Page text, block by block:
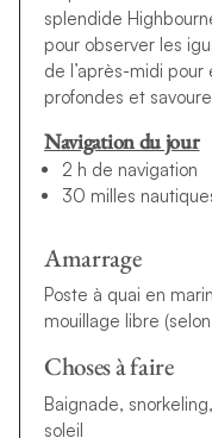
splendide
pour observer les
de l’après-midi
profondes et
Navigation du jour
2 h de navigation
30 milles
Amarrage
Poste à quai en
mouillage libre
Choses à faire
Baignade,
soleil